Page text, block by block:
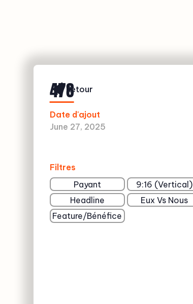
478
Date d'ajout
June 27, 2025
Filtres
Payant
9:16 (Vertical)
Headline
Eux Vs Nous
Feature/Bénéfice
Retour